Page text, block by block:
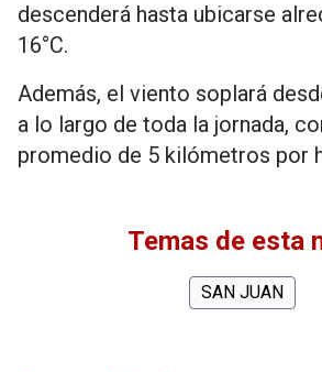
descenderá hasta ubicarse
16°C.
Además, el viento soplará
a lo largo de toda la jornada,
promedio de 5 kilómetros por
Temas de esta
SAN JUAN